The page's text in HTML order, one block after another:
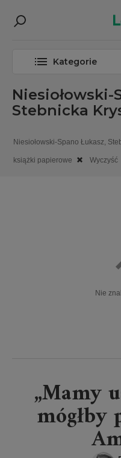
Kategorie
Niesiołowski-
Stebnicka
Niesiołowski-Spano Łukasz,
książki papierowe Wyczyść
Nie
„Mamy
mógłby